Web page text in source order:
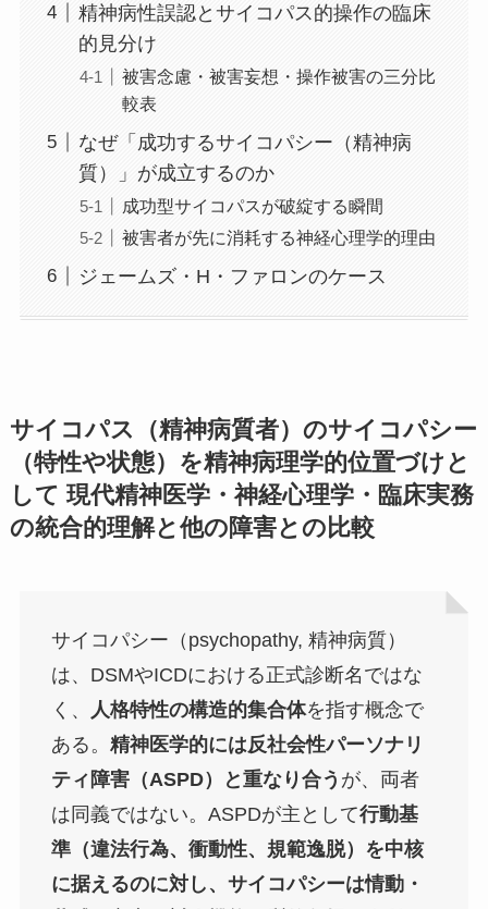
精神病性誤認とサイコパス的操作の臨床
的見分け
被害念慮・被害妄想・操作被害の三分比
較表
なぜ「成功するサイコパシー（精神病
質）」が成立するのか
成功型サイコパスが破綻する瞬間
被害者が先に消耗する神経心理学的理由
ジェームズ・H・ファロンのケース
サイコパス（精神病質者）のサイコパシー
（特性や状態）を精神病理学的位置づけ と
して 現代精神医学・神経心理学・臨床実務
の統合的理解と他の障害との比較
サイコパシー（psychopathy, 精神病質）
は、DSMやICDにおける正式診断名ではな
く、
人格特性の構造的集合体を指す概念で
ある。 精神医学的には反社会性パーソナリ
ティ障害（ASPD）と重なり合う が、両者
は同義ではない。ASPDが主として行動基
準（違法行為、衝動性、規範逸脱）を中核
に据えるのに対し、サイコパシーは情動・